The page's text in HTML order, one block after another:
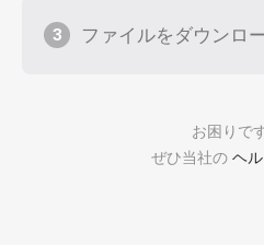
お困りで
ぜひ当社の ヘ
3 ファイルをダウンロ